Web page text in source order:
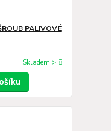
PALIVOVÉ
Skladem > 8